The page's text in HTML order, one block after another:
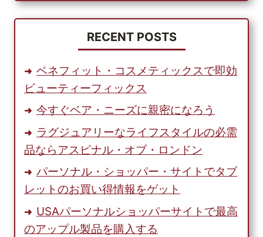
見
つ
て、
っ
と
買
物
を
よ
う
RECENT POSTS
ベネフィット・コスメティックスで即効
ビューティーフィックス
今すぐベア・ニーズに親密になろう
ラグジュアリーなライフスタイルの必需
品ならアスピナル・オブ・ロンドン
パーソナル・ショッパー・サイトでタブ
レットのお買い得情報をゲット
USAパーソナルショッパーサイトで最高
のアップル製品を購入する